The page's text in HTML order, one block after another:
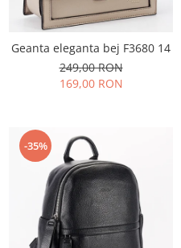
Geanta eleganta bej F3680 14
249,00 RON
169,00 RON
-35%